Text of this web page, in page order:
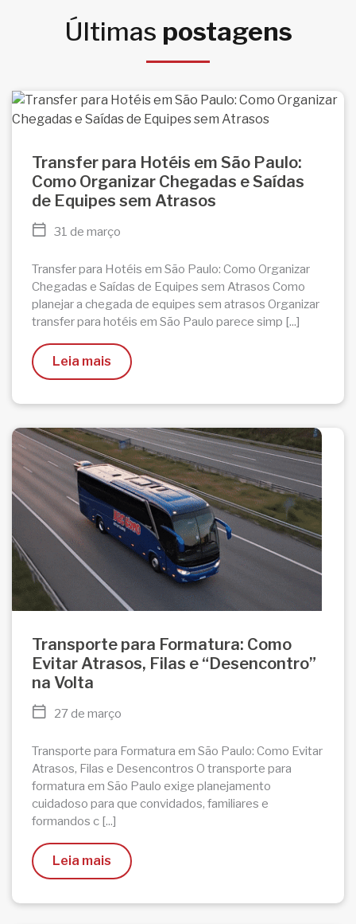
Últimas postagens
Transfer para Hotéis em São Paulo:
Como Organizar Chegadas e Saídas
de Equipes sem Atrasos
31 de março
Transfer para Hotéis em São Paulo: Como Organizar
Chegadas e Saídas de Equipes sem Atrasos Como
planejar a chegada de equipes sem atrasos Organizar
transfer para hotéis em São Paulo parece simp [...]
Leia mais
Transporte para Formatura: Como
Evitar Atrasos, Filas e “Desencontro”
na Volta
27 de março
Transporte para Formatura em São Paulo: Como Evitar
Atrasos, Filas e Desencontros O transporte para
formatura em São Paulo exige planejamento
cuidadoso para que convidados, familiares e
formandos c [...]
Leia mais